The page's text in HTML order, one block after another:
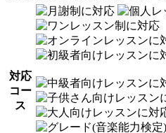
対応
コー
ス